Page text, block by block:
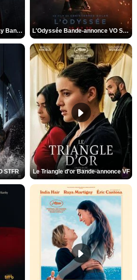
Spider-Man: Brand New Day Bande-annonce VO STFR L'Odyssée Bande-annonce VO STFR
STFR Le Triangle d'or Bande-annonce VF